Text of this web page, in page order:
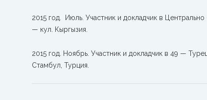
2015 год. Июль. Участник и докладчик в
— кул. Кыргызия.
2015 год. Ноябрь. Участник и докладчик в 49 —
Стамбул, Турция.